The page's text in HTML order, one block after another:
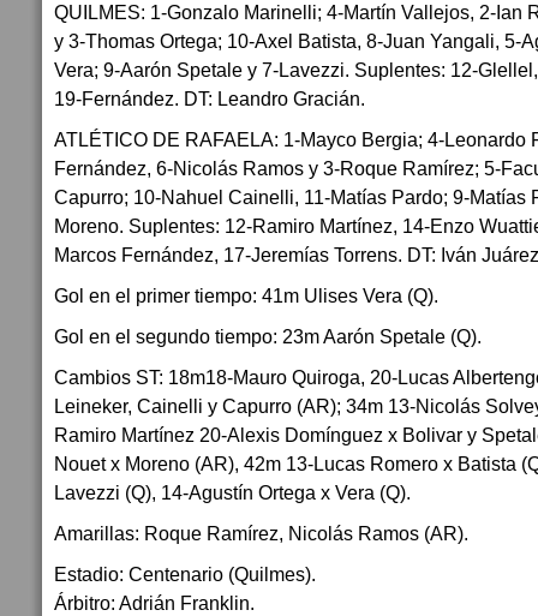
QUILMES: 1-Gonzalo Marinelli; 4-Martín Vallejos, 2-Ian
y 3-Thomas Ortega; 10-Axel Batista, 8-Juan Yangali, 5-
Vera; 9-Aarón Spetale y 7-Lavezzi. Suplentes: 12-
19-Fernández. DT: Leandro Gracián.
ATLÉTICO DE RAFAELA: 1-Mayco Bergia; 4-Leonardo
Fernández, 6-Nicolás Ramos y 3-Roque Ramírez; 5-
Capurro; 10-Nahuel Cainelli, 11-Matías Pardo; 9-Matías
Moreno. Suplentes: 12-Ramiro Martínez, 14-Enzo
Marcos Fernández, 17-Jeremías Torrens. DT: Iván
Gol en el primer tiempo: 41m Ulises Vera (Q).
Gol en el segundo tiempo: 23m Aarón Spetale (Q).
Cambios ST: 18m18-Mauro Quiroga, 20-Lucas
Leineker, Cainelli y Capurro (AR); 34m 13-Nicolás
Ramiro Martínez 20-Alexis Domínguez x Bolivar y
Nouet x Moreno (AR), 42m 13-Lucas Romero x Batista
Lavezzi (Q), 14-Agustín Ortega x Vera (Q).
Amarillas: Roque Ramírez, Nicolás Ramos (AR).
Estadio: Centenario (Quilmes).
Árbitro: Adrián Franklin.